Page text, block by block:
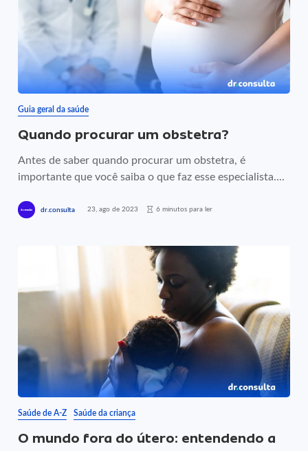
Guia geral da saúde
Quando procurar um obstetra?
Antes de saber quando procurar um obstetra, é
importante que você saiba o que faz esse especialista....
dr.consulta 23, ago de 2023 6 minutos para ler
Saúde de A-Z Saúde da criança
O mundo fora do útero: entendendo a